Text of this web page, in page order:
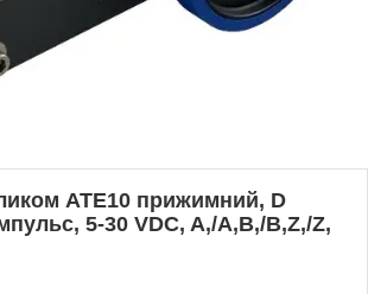
ATE10 прижимний, D
5-30 VDC, A,/A,B,/B,Z,/Z,